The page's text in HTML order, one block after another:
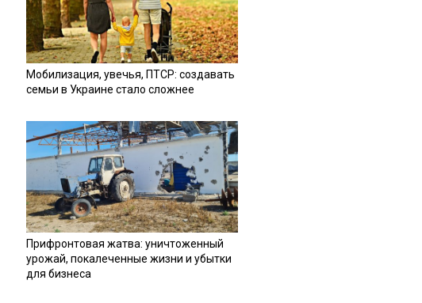
Мобилизация, увечья, ПТСР: создавать
семьи в Украине стало сложнее
Прифронтовая жатва: уничтоженный
урожай, покалеченные жизни и убытки
для бизнеса